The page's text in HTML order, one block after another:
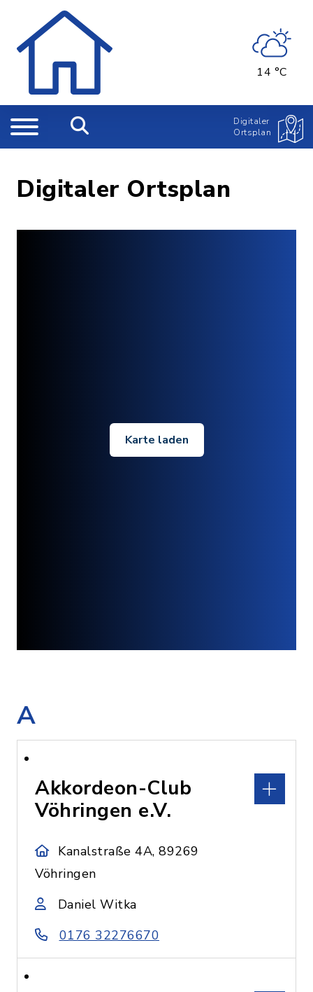
14 °C
Digitaler
Ortsplan
Digitaler Ortsplan
Karte laden
A
Akkordeon-Club
Vöhringen e.V.
Kanalstraße 4A, 89269
Vöhringen
Daniel Witka
0176 32276670